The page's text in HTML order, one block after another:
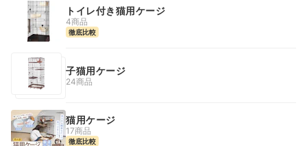
トイレ付き猫用ケージ
4商品
徹底比較
子猫用ケージ
24商品
猫用ケージ
17商品
徹底比較